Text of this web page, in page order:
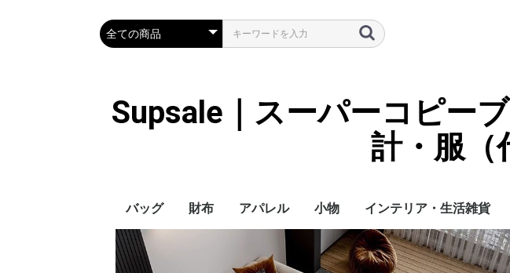
Supsale｜スーパーコピー
計・服（
バッグ
Hermes
LOUIS VUITTON
Chanel
Loewe
Celine
Dior
Gucci
Fendi
Prada
Balenciaga
MiuMiu
財布 アパレル
ハイブランド
Supreme
アウター
LOUIS VUITTON
MONCLER
THE NORTH FACE
CHANEL
𝗖𝗔𝗡𝗔𝗗𝗔 𝗚𝗢𝗢𝗦𝗘
VERSACE
BALENCIAGA
子供服切れ
小物
ぼうし
ネクタイ
ハンカチ
スマホケース
サングラス・アイウェ
ア
アクセサリー
マフラー/スカーフ
傘 GUCCI
DIOR
FENDI
バッグチャーム
バッグストラップ
カード（コイン）ケー
ス
キーケース
時計
ヘアアクセサリー
インテリア・生活雑貨
寝具
ブランケット
カーペット絨毯
クッションカバー/ク
ッション
小物入れ収納ボックス
バスタオル
QRコード